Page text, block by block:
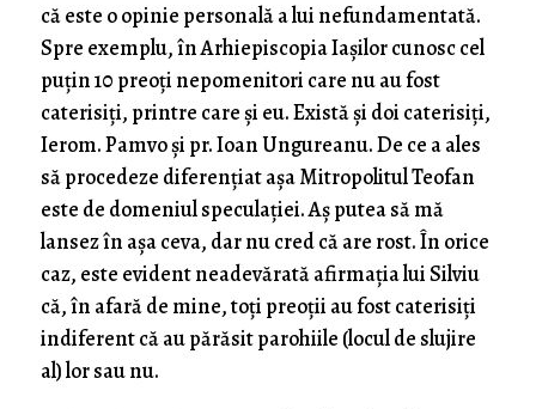
că este o opinie personală a lui nefundamentată.
Spre exemplu, în Arhiepiscopia Iașilor cunosc cel
puțin 10 preoți nepomenitori care nu au fost
caterisiți, printre care și eu. Există și doi caterisiți,
Ierom. Pamvo și pr. Ioan Ungureanu. De ce a ales
să procedeze diferențiat așa Mitropolitul Teofan
este de domeniul speculației. Aș putea să mă
lansez în așa ceva, dar nu cred că are rost. În orice
caz, este evident neadevărată afirmația lui Silviu
că, în afară de mine, toți preoții au fost caterisiți
indiferent că au părăsit parohiile (locul de slujire
al) lor sau nu.